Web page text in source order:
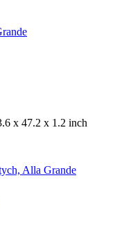
x 47.2 x 1.2 inch